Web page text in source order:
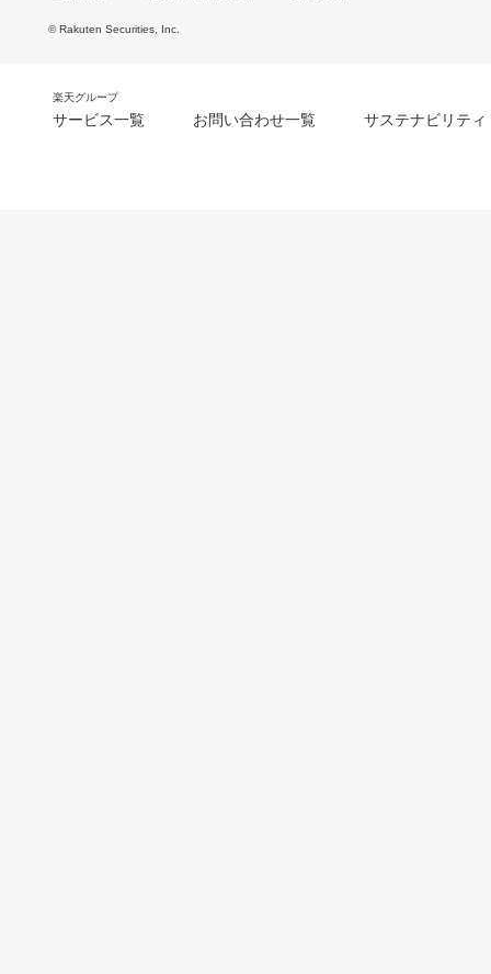
© Rakuten Securities, Inc.
楽天グループ
サービス一覧 お問い合わせ一覧 サステナビリティ